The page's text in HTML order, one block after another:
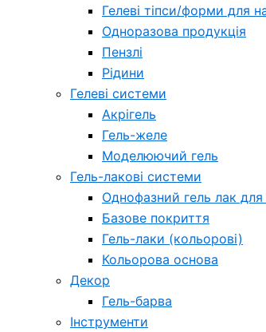
Гелеві тіпси/форми для
Одноразова продукція
Пензлі
Рідини
Гелеві системи
Акрігель
Гель-желе
Моделюючий гель
Гель-лакові системи
Однофазний гель лак
Базове покриття
Гель-лаки (кольорові)
Кольорова основа
Декор
Гель-барва
Інструменти